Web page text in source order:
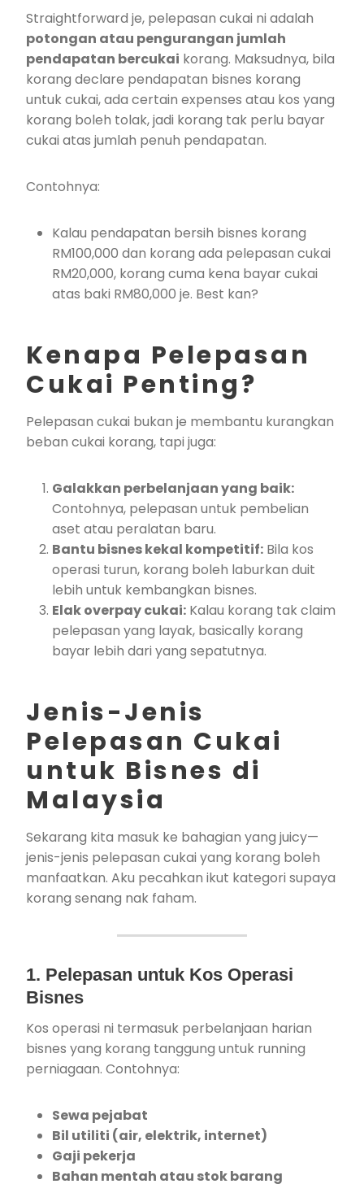
Straightforward je, pelepasan cukai ni adalah
potongan atau pengurangan jumlah
pendapatan bercukai korang. Maksudnya, bila
korang declare pendapatan bisnes korang
untuk cukai, ada certain expenses atau kos yang
korang boleh tolak, jadi korang tak perlu bayar
cukai atas jumlah penuh pendapatan.
Contohnya:
Kalau pendapatan bersih bisnes korang
RM100,000 dan korang ada pelepasan cukai
RM20,000, korang cuma kena bayar cukai
atas baki RM80,000 je. Best kan?
Kenapa Pelepasan
Cukai Penting?
Pelepasan cukai bukan je membantu kurangkan
beban cukai korang, tapi juga:
Galakkan perbelanjaan yang baik:
Contohnya, pelepasan untuk pembelian
aset atau peralatan baru.
Bantu bisnes kekal kompetitif: Bila kos
operasi turun, korang boleh laburkan duit
lebih untuk kembangkan bisnes.
Elak overpay cukai: Kalau korang tak claim
pelepasan yang layak, basically korang
bayar lebih dari yang sepatutnya.
Jenis-Jenis
Pelepasan Cukai
untuk Bisnes di
Malaysia
Sekarang kita masuk ke bahagian yang juicy—
jenis-jenis pelepasan cukai yang korang boleh
manfaatkan. Aku pecahkan ikut kategori supaya
korang senang nak faham.
1. Pelepasan untuk Kos Operasi
Bisnes
Kos operasi ni termasuk perbelanjaan harian
bisnes yang korang tanggung untuk running
perniagaan. Contohnya:
Sewa pejabat
Bil utiliti (air, elektrik, internet)
Gaji pekerja
Bahan mentah atau stok barang